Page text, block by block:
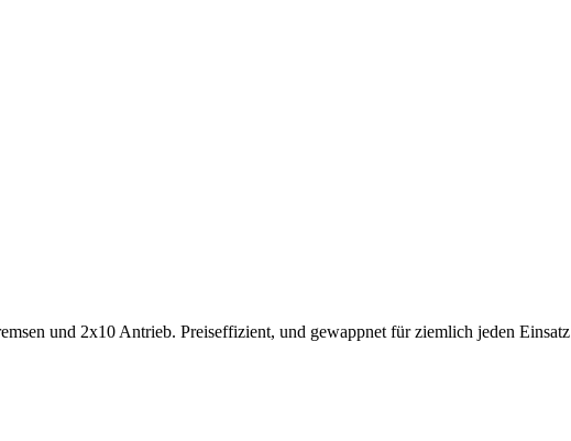
und 2x10 Antrieb. Preiseffizient, und gewappnet für ziemlich jeden